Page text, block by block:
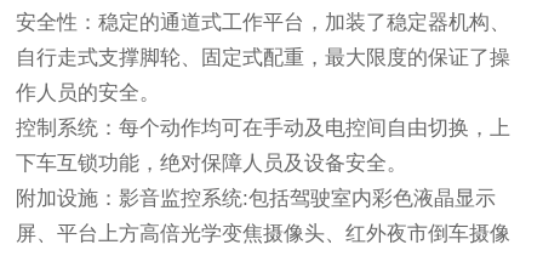
安全性：稳定的通道式工作平台，加装了稳定器机构、
自行走式支撑脚轮、固定式配重，最大限度的保证了操
作人员的安全。
控制系统：每个动作均可在手动及电控间自由切换，上
下车互锁功能，绝对保障人员及设备安全。
附加设施：影音监控系统:包括驾驶室内彩色液晶显示
屏、平台上方高倍光学变焦摄像头、红外夜市倒车摄像